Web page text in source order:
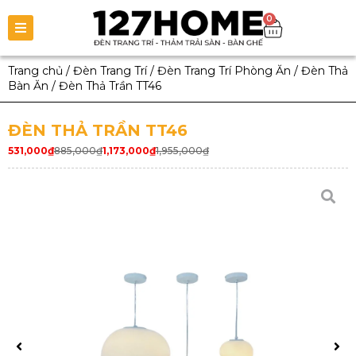
0
Trang chủ / Đèn Trang Trí/ Đèn Trang Trí Phòng Ăn / Đèn Thả
Bàn Ăn / Đèn Thả Trần TT46
ĐÈN THẢ TRẦN TT46
885,000₫
531,000₫ 1,955,000₫
1,173,000₫